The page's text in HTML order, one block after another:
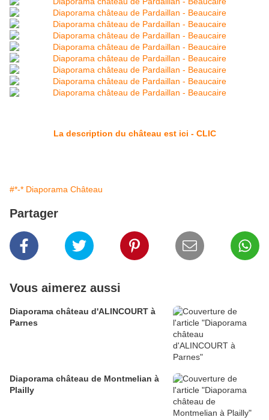
La description du château est ici - CLIC
#*-* Diaporama Château
Partager
Vous aimerez aussi
Diaporama château d'ALINCOURT à
Parnes
Diaporama château de Montmelian à
Plailly